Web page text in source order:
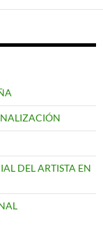
DEL ARTISTA EN